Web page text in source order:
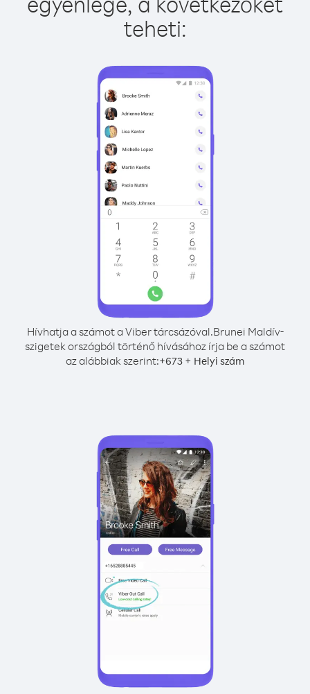
teheti:
Hívhatja a számot a Viber tárcsázóval.Brunei Maldív-
szigetek országból történő hívásához írja be a számot
az alábbiak szerint:+673 + Helyi szám